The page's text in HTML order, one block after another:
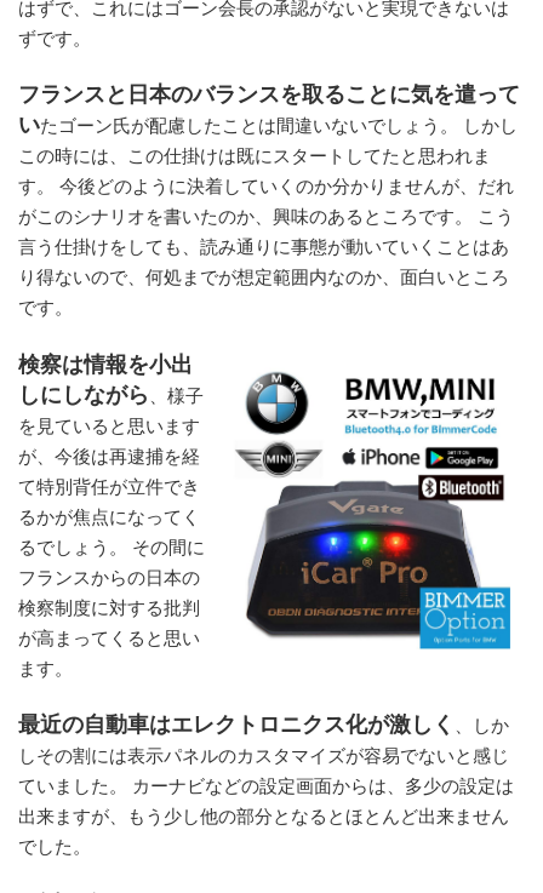
はずで、これにはゴーン会長の承認がないと実現できないは
ずです。
フランスと日本のバランスを取ることに気を遣って
いたゴーン氏が配慮したことは間違いないでしょう。 しかし
この時には、この仕掛けは既にスタートしてたと思われま
す。 今後どのように決着していくのか分かりませんが、だれ
がこのシナリオを書いたのか、興味のあるところです。 こう
言う仕掛けをしても、読み通りに事態が動いていくことはあ
り得ないので、何処までが想定範囲内なのか、面白いところ
です。
検察は情報を小出
しにしながら
、様子
を見ていると思います
が、今後は再逮捕を経
て特別背任が立件でき
るかが焦点になってく
るでしょう。 その間に
フランスからの日本の
検察制度に対する批判
が高まってくると思い
ます。
最近の自動車はエレクトロニクス化が激しく
、しか
しその割には表示パネルのカスタマイズが容易でないと感じ
ていました。 カーナビなどの設定画面からは、多少の設定は
出来ますが、もう少し他の部分となるとほとんど出来ません
でした。